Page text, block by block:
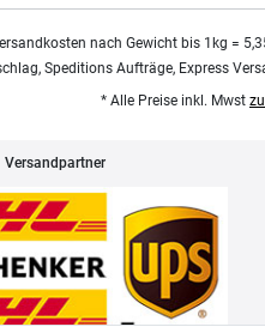
nach Gewicht bis 1kg =
Speditions Aufträge, Express
* Alle Preise inkl. Mwst
Versandpartner